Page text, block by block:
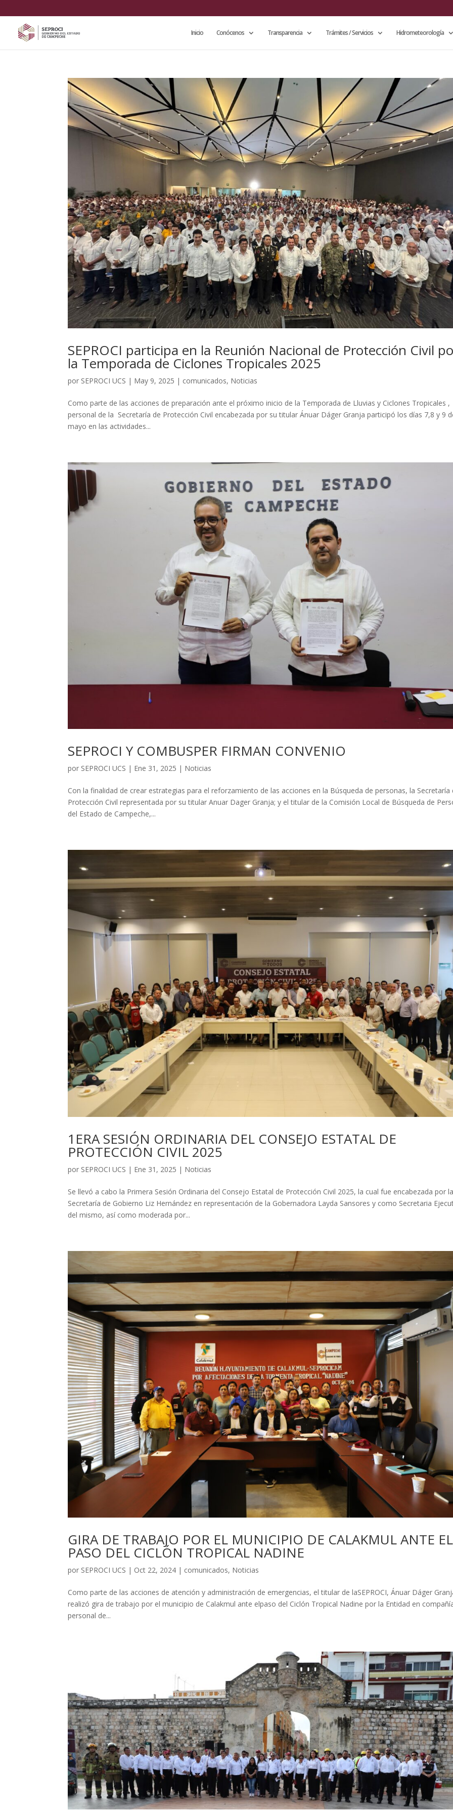
Inicio Conócenos Transparencia Trámites / Servicios Hidrometeorología
SEPROCI participa en la Reunión Nacional de Protección Civil
la Temporada de Ciclones Tropicales 2025
por SEPROCI UCS | May 9, 2025 | comunicados, Noticias
Como parte de las acciones de preparación ante el próximo inicio de la Temporada de Lluvias y Ciclones Tropicales ,
personal de la Secretaría de Protección Civil encabezada por su titular Ánuar Dáger Granja participó los días 7,8 y 9
mayo en las actividades...
SEPROCI Y COMBUSPER FIRMAN CONVENIO
por SEPROCI UCS | Ene 31, 2025 | Noticias
Con la finalidad de crear estrategias para el reforzamiento de las acciones en la Búsqueda de personas, la Secretaría
Protección Civil representada por su titular Anuar Dager Granja; y el titular de la Comisión Local de Búsqueda de
del Estado de Campeche,...
1ERA SESIÓN ORDINARIA DEL CONSEJO ESTATAL DE
PROTECCIÓN CIVIL 2025
por SEPROCI UCS | Ene 31, 2025 | Noticias
Se llevó a cabo la Primera Sesión Ordinaria del Consejo Estatal de Protección Civil 2025, la cual fue encabezada por
Secretaría de Gobierno Liz Hernández en representación de la Gobernadora Layda Sansores y como Secretaria
del mismo, así como moderada por...
GIRA DE TRABAJO POR EL MUNICIPIO DE CALAKMUL ANTE EL
PASO DEL CICLÓN TROPICAL NADINE
por SEPROCI UCS | Oct 22, 2024 | comunicados, Noticias
Como parte de las acciones de atención y administración de emergencias, el titular de laSEPROCI, Ánuar Dáger
realizó gira de trabajo por el municipio de Calakmul ante elpaso del Ciclón Tropical Nadine por la Entidad en
personal de...